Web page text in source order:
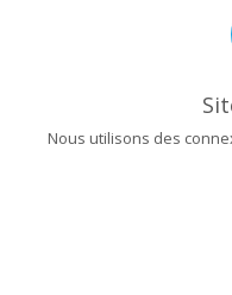
Nous utilisons des